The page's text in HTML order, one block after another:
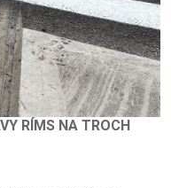
RÍMS NA TROCH